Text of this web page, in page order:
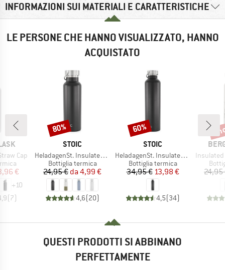
INFORMAZIONI SUI MATERIALI E CARATTERISTICHE
LE PERSONE CHE HANNO VISUALIZZATO, HANNO
ACQUISTATO
Cap
ridotto
€
+10
(7)
MARCHIO
STOIC
Articolo
HeladagenSt. Insulated Stainless Steel Bottle 500
Gruppo di prodotti
Bottiglia termica
Prezzo
24,95 € Prezzo ridotto
da 4,99 €
4,6(20)
Sconto
80%
MARCHIO
STOIC
Articolo
HeladagenSt. Insulated Stainless Steel Bottle 1L
Gruppo di prodotti
Bottiglia termica
Prezzo
34,95 €Prezzo ridotto
13,98 €
4,5(34)
Sconto
60%
Articolo
Insulated
24,95
QUESTI PRODOTTI SI ABBINANO
PERFETTAMENTE